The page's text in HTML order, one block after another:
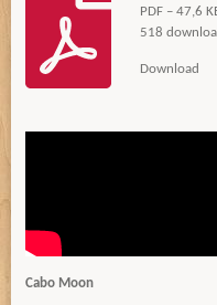
PDF – 47,6
518
Download
Cabo Moon